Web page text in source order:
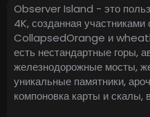
д
а
и
я
Observer Island - это
4K, созданная
CollapsedOrange и
есть нестандартные горы,
железнодорожные мосты,
уникальные памятники,
компоновка карты и